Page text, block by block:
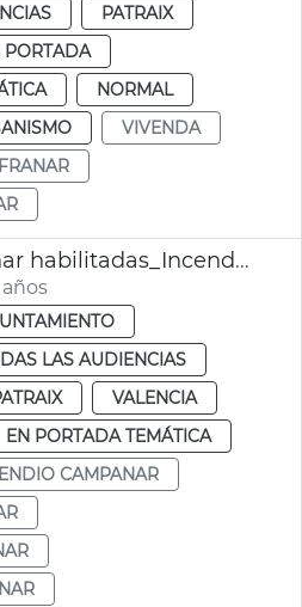
PATRAIX
PORTADA
NORMAL
VIVENDA
Viviendas Safranar habilitadas_Incendio Campanar
LAS AUDIENCIAS
VALENCIA
EN PORTADA TEMÁTICA
CAMPANAR